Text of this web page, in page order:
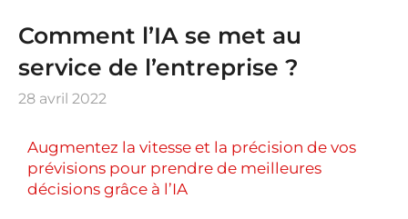
Comment l’IA se met au
service de l’entreprise ?
28 avril 2022
Augmentez la vitesse et la précision de vos
prévisions pour prendre de meilleures
décisions grâce à l’IA